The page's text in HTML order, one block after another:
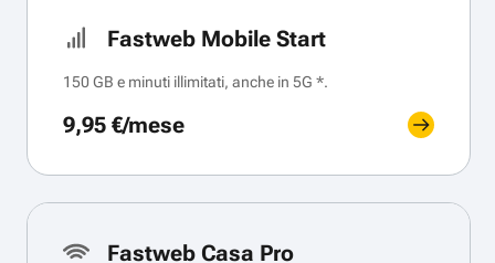
Fastweb Mobile Start
150 GB e minuti illimitati, anche in 5G *.
9,95 €/mese
Fastweb Casa Pro